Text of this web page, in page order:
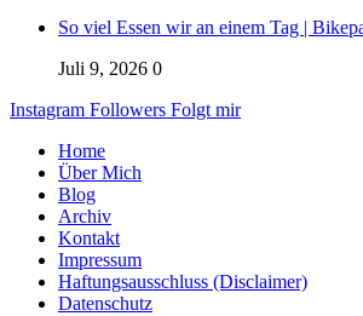
So viel Essen wir an einem Tag |
Juli 9, 2026 0
Instagram Followers Folgt mir
Home
Über Mich
Blog
Archiv
Kontakt
Impressum
Haftungsausschluss (Disclaimer)
Datenschutz